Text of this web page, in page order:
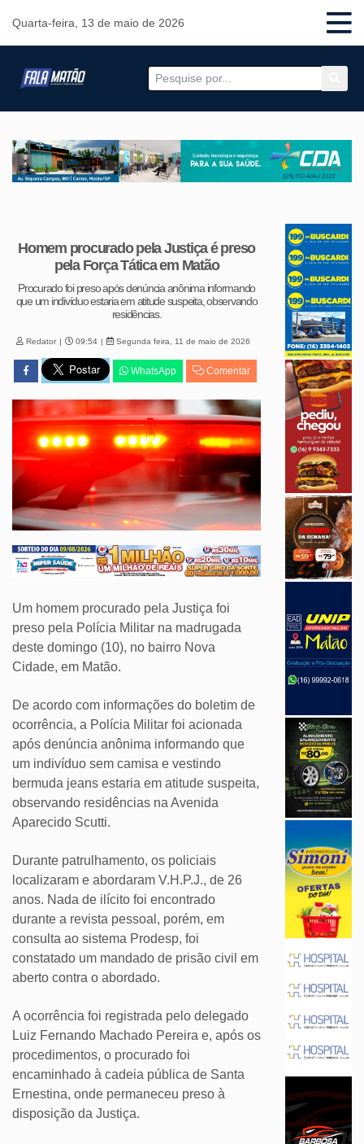
Quarta-feira, 13 de maio de 2026
Homem procurado pela Justiça é preso
pela Força Tática em Matão
Procurado foi preso após denúncia anônima informando
que um indivíduo estaria em atitude suspeita, observando
residências.
Redator 09:54 Segunda feira, 11 de maio de 2026
WhatsApp Comentar
Um homem procurado pela Justiça foi
preso pela Polícia Militar na madrugada
deste domingo (10), no bairro Nova
Cidade, em Matão.
De acordo com informações do boletim de
ocorrência, a Polícia Militar foi acionada
após denúncia anônima informando que
um indivíduo sem camisa e vestindo
bermuda jeans estaria em atitude suspeita,
observando residências na Avenida
Aparecido Scutti.
Durante patrulhamento, os policiais
localizaram e abordaram V.H.P.J., de 26
anos. Nada de ilícito foi encontrado
durante a revista pessoal, porém, em
consulta ao sistema Prodesp, foi
constatado um mandado de prisão civil em
aberto contra o abordado.
A ocorrência foi registrada pelo delegado
Luiz Fernando Machado Pereira e, após os
procedimentos, o procurado foi
encaminhado à cadeia pública de Santa
Ernestina, onde permaneceu preso à
disposição da Justiça.